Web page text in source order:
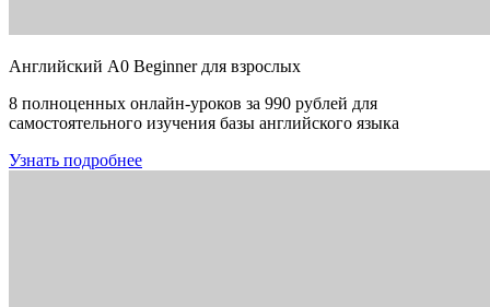
Английский A0 Beginner для взрослых
8 полноценных онлайн-уроков за 990 рублей для
самостоятельного изучения базы английского языка
Узнать подробнее